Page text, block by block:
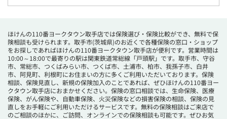
ほけんの110番ヨークタウン取手店では保険選び・保険比較ができ、無料で保
険相談も受けられます。取手市(茨城県)のお近くで各種保険の窓口・ショップ
をお探しであればほけんの110番ヨークタウン取手店が便利です。営業時間は
10:00～18:00で最寄りの駅は関東鉄道常総線「戸頭駅」です。取手市、守谷
市、常総市、つくばみらい市、つくば市、土浦市、柏市、我孫子市、白井
市、阿見町、利根町にお住まいの方に多くご利用いただいております。保険
相談、保険見直し、新規の保険加入のことであれば、ぜひほけんの110番ヨー
クタウン取手店におまかせください。保険の窓口相談では、生命保険、医療
保険、がん保険や、自動車保険、火災保険などの損害保険の相談、保険の見
直しをお手軽にご利用いただけるサービスです。無料の保険相談はご来店で
のご相談のほかに、ご訪問、オンラインでの保険相談も可能です。ぜひお気